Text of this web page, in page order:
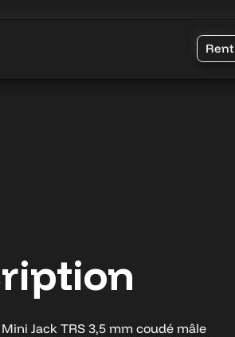
Rent
Jack TRS 3,5 mm coudé mâle